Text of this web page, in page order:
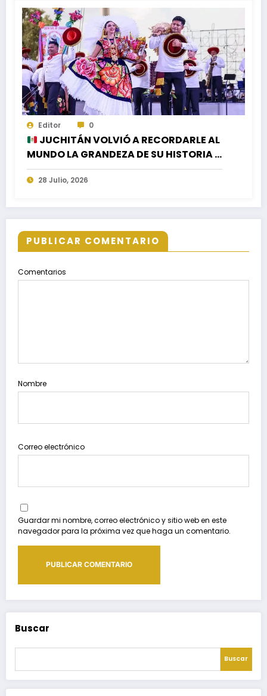
Editor 0
JUCHITÁN VOLVIÓ A RECORDARLE AL
MUNDO LA GRANDEZA DE SU HISTORIA Y
SU CULTURA EN EL CIERRE DE LA
GUELAGUETZA 2026
28 Julio, 2026
PUBLICAR COMENTARIO
Comentarios
Nombre
Correo electrónico
Guardar mi nombre, correo electrónico y sitio web en este
navegador para la próxima vez que haga un comentario.
Buscar
Buscar